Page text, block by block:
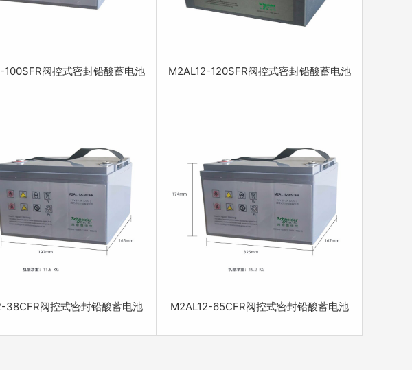
100SFR阀控式密封铅酸蓄电池 M2AL12-120SFR阀控式密封铅酸蓄电池
38CFR阀控式密封铅酸蓄电池 M2AL12-65CFR阀控式密封铅酸蓄电池